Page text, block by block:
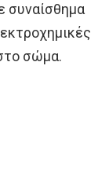
συναίσθημα
σώμα.